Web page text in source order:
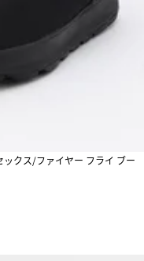
ックス/ファイヤー フライ ブー